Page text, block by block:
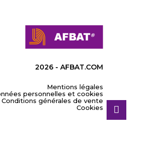
2026 - AFBAT.COM
Mentions légales
personnelles et cookies
Conditions générales de vente
Cookies